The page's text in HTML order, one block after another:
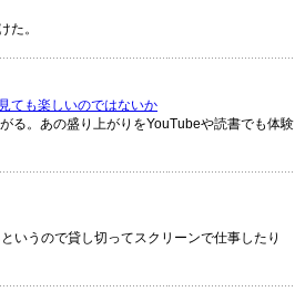
た。
ても楽しいのではないか
る。あの盛り上がりをYouTubeや読書でも体験
いうので貸し切ってスクリーンで仕事したり